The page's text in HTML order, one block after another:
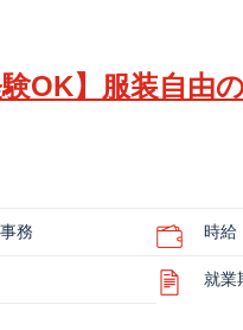
OK】服装自由
務 時給
就業